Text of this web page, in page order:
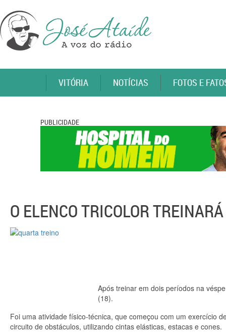
VITÓRIA NOTÍCIAS FOTOS E
PUBLICIDADE
O ELENCO TRICOLOR TREINARÁ
Após treinar em dois períodos na
(18).
Foi uma atividade físico-técnica, que começou com um exercício
circuito de obstáculos, utilizando cintas elásticas, estacas e cones.